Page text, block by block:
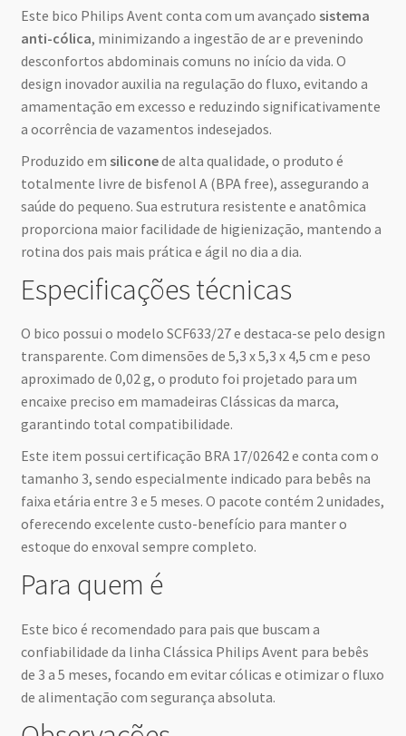
Este bico Philips Avent conta com um avançado sistema
anti-cólica, minimizando a ingestão de ar e prevenindo
desconfortos abdominais comuns no início da vida. O
design inovador auxilia na regulação do fluxo, evitando a
amamentação em excesso e reduzindo significativamente
a ocorrência de vazamentos indesejados.
Produzido em siliconede alta qualidade, o produto é
totalmente livre de bisfenol A (BPA free), assegurando a
saúde do pequeno. Sua estrutura resistente e anatômica
proporciona maior facilidade de higienização, mantendo a
rotina dos pais mais prática e ágil no dia a dia.
Especificações técnicas
O bico possui o modelo SCF633/27 e destaca-se pelo design
transparente. Com dimensões de 5,3 x 5,3 x 4,5 cm e peso
aproximado de 0,02 g, o produto foi projetado para um
encaixe preciso em mamadeiras Clássicas da marca,
garantindo total compatibilidade.
Este item possui certificação BRA 17/02642 e conta com o
tamanho 3, sendo especialmente indicado para bebês na
faixa etária entre 3 e 5 meses. O pacote contém 2 unidades,
oferecendo excelente custo-benefício para manter o
estoque do enxoval sempre completo.
Para quem é
Este bico é recomendado para pais que buscam a
confiabilidade da linha Clássica Philips Avent para bebês
de 3 a 5 meses, focando em evitar cólicas e otimizar o fluxo
de alimentação com segurança absoluta.